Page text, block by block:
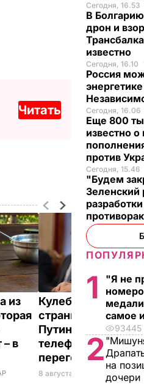
Читать
из
– в
Кулеба рассказал
странной манере
Путина вести
телефонные
переговоры
8 августа, 10.25
Сегодня, 16.53
В
дрон и
известно
Сегодня, 16.10
Россия
Сегодня, 16.06
Еще 800
известно
против
Сегодня, 15.46
"Будем
Зеленский
1
"Я не
самое
93445
2 на
дочери